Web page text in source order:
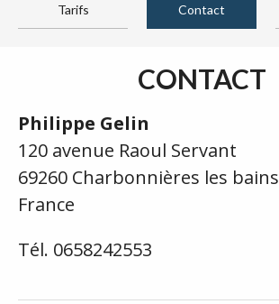
Tarifs Contact
CONTACT
Philippe Gelin
120 avenue Raoul Servant
69260 Charbonnières les bains
France
Tél. 0658242553